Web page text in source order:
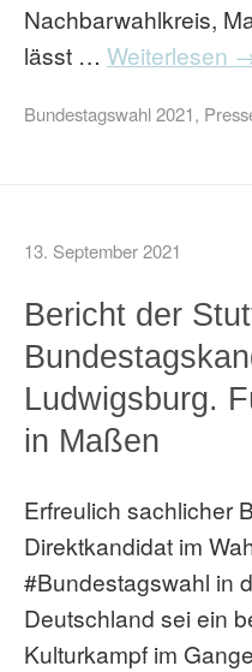
Nachbarwahlkreis,
lässt … Weiterlesen
Bundestagswahl 2021,
13. September 2021
Bericht der
Ludwigsburg.
in Maßen
Erfreulich sachlicher
Direktkandidat im
#Bundestagswahl in
Deutschland sei ein
Kulturkampf im